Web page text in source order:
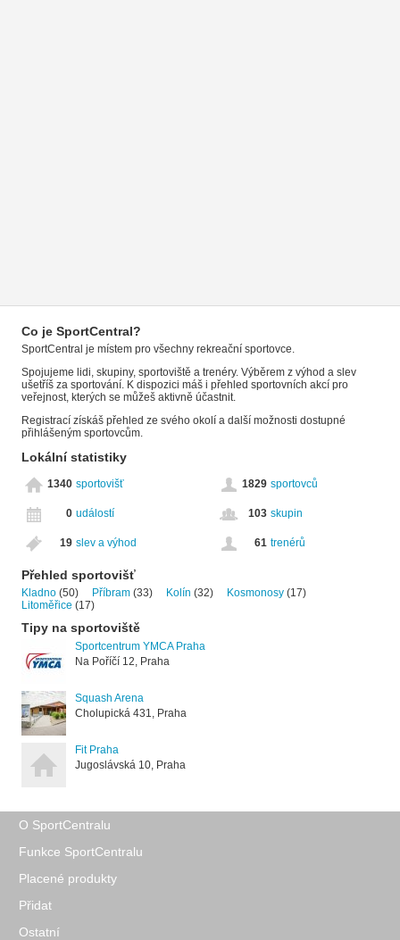
Co je SportCentral?
SportCentral je místem pro všechny rekreační sportovce.
Spojujeme lidi, skupiny, sportoviště a trenéry. Výběrem z výhod a slev
ušetříš za sportování. K dispozici máš i přehled sportovních akcí pro
veřejnost, kterých se můžeš aktivně účastnit.
Registrací získáš přehled ze svého okolí a další možnosti dostupné
přihlášeným sportovcům.
Lokální statistiky
1340 sportovišť 1829 sportovců
0 událostí 103 skupin
19 slev a výhod 61 trenérů
Přehled sportovišť
Kladno (50) Příbram (33) Kolín (32) Kosmonosy (17)
Litoměřice (17)
Tipy na sportoviště
Sportcentrum YMCA Praha
Na Poříčí 12, Praha
Squash Arena
Cholupická 431, Praha
Fit Praha
Jugoslávská 10, Praha
O SportCentralu
Funkce SportCentralu
Placené produkty
Přidat
Ostatní